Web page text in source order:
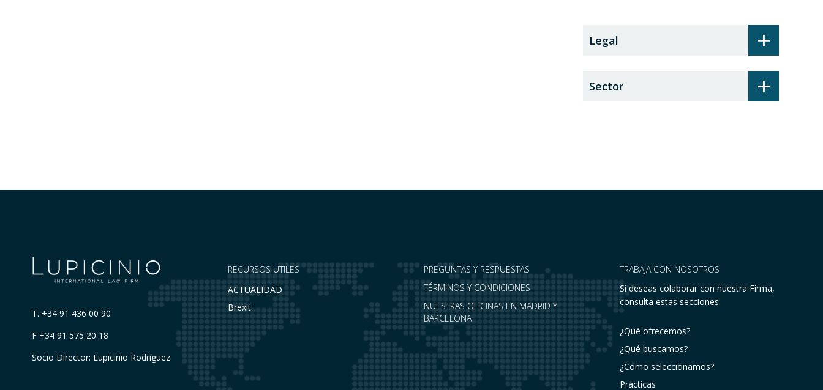
+
Legal
+
Sector
T. +34 91 436 00 90
F +34 91 575 20 18
Socio Director: Lupicinio Rodríguez
RECURSOS UTILES
ACTUALIDAD
Brexit
PREGUNTAS Y RESPUESTAS
TÉRMINOS Y CONDICIONES
NUESTRAS OFICINAS EN MADRID Y
BARCELONA
TRABAJA CON NOSOTROS
Si deseas colaborar con nuestra Firma,
consulta estas secciones:
¿Qué ofrecemos?
¿Qué buscamos?
¿Cómo seleccionamos?
Prácticas